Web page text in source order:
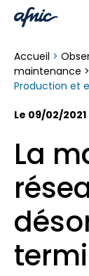
Accueil >
maintenance >
Production et
Le 09/02/
La
Panneau de